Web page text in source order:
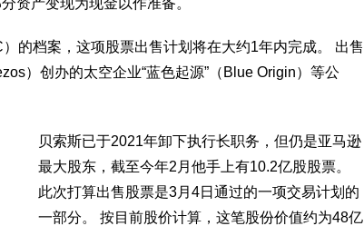
资产变现为现金以作准备。
的档案，这项股票出售计划将在大约1年内完成。 出售
）创办的太空企业“蓝色起源”（Blue Origin）等公
贝索斯已于2021年卸下执行长职务，但仍是亚马逊
最大股东，截至今年2月他手上有10.2亿股股票。
此次打算出售股票是3月4日通过的一项交易计划的
一部分。 按目前股价计算，这笔股份价值约为48亿